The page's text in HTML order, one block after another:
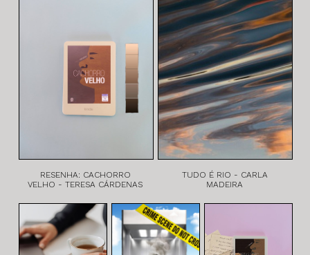
RESENHA: CACHORRO
VELHO - TERESA CÁRDENAS
TUDO É RIO - CARLA
MADEIRA